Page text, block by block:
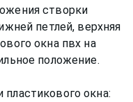
створки
петлей, верхняя
окна пвх на
положение.
окна: